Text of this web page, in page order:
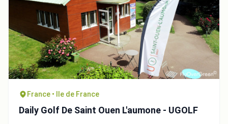
France • Ile de France
Daily Golf De Saint Ouen L'aumone - UGOLF